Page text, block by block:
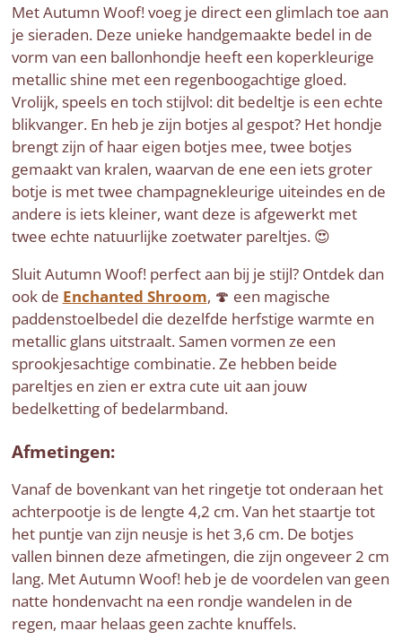
Met Autumn Woof! voeg je direct een glimlach toe aan
je sieraden. Deze unieke handgemaakte bedel in de
vorm van een ballonhondje heeft een koperkleurige
metallic shine met een regenboogachtige gloed.
Vrolijk, speels en toch stijlvol: dit bedeltje is een echte
blikvanger. En heb je zijn botjes al gespot? Het hondje
brengt zijn of haar eigen botjes mee, twee botjes
gemaakt van kralen, waarvan de ene een iets groter
botje is met twee champagnekleurige uiteindes en de
andere is iets kleiner, want deze is afgewerkt met
twee echte natuurlijke zoetwater pareltjes. 😍
Sluit Autumn Woof! perfect aan bij je stijl? Ontdek dan
ook de Enchanted Shroom, 🍄 een magische
paddenstoelbedel die dezelfde herfstige warmte en
metallic glans uitstraalt. Samen vormen ze een
sprookjesachtige combinatie. Ze hebben beide
pareltjes en zien er extra cute uit aan jouw
bedelketting of bedelarmband.
Afmetingen:
Vanaf de bovenkant van het ringetje tot onderaan het
achterpootje is de lengte 4,2 cm. Van het staartje tot
het puntje van zijn neusje is het 3,6 cm. De botjes
vallen binnen deze afmetingen, die zijn ongeveer 2 cm
lang. Met Autumn Woof! heb je de voordelen van geen
natte hondenvacht na een rondje wandelen in de
regen, maar helaas geen zachte knuffels.